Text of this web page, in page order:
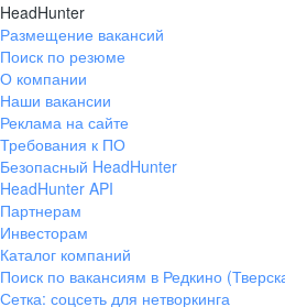
HeadHunter
Размещение вакансий
Поиск по резюме
О компании
Наши вакансии
Реклама на сайте
Требования к ПО
Безопасный HeadHunter
HeadHunter API
Партнерам
Инвесторам
Каталог компаний
Поиск по вакансиям в Редкино
Сетка: соцсеть для нетворкинга